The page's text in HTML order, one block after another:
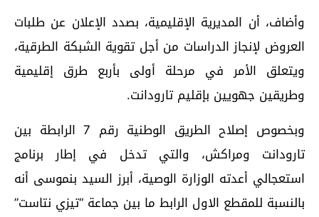
وأضاف، أن المديرية الإقليمية، بصدد الإعلان عن طلبات
العروض لإنجاز الدراسات من أجل تقوية الشبكة الطرقية،
ويتعلق الأمر في مرحلة أولى بأربع طرق إقليمية
وطريقين جهويين بإقليم تارودانت.
وبخصوص إصلاح الطريق الوطنية رقم 7 الرابطة بين
تارودانت ومراكش، والتي تدخل في إطار برنامج
استعجالي أعدته الوزارة الوصية، أبرز السيد بنموسى أنه
بالنسبة للمقطع الاول الرابط ما بين جماعة “تيزي نتاست”